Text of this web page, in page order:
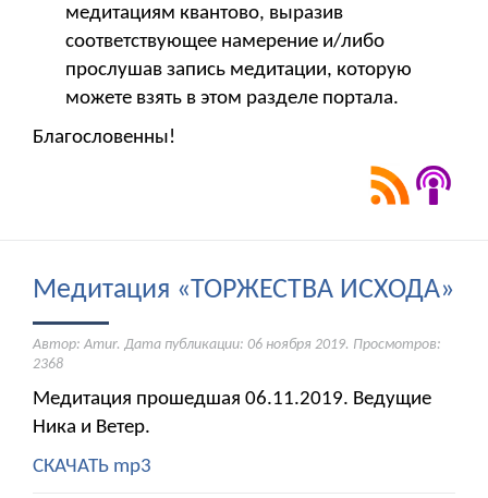
медитациям квантово, выразив
соответствующее намерение и/либо
прослушав запись медитации, которую
можете взять в этом разделе портала.
Благословенны!
Медитация «ТОРЖЕСТВА ИСХОДА»
Автор: Amur. Дата публикации: 06 ноября 2019. Просмотров:
2368
Медитация прошедшая 06.11.2019. Ведущие
Ника и Ветер.
СКАЧАТЬ mp3